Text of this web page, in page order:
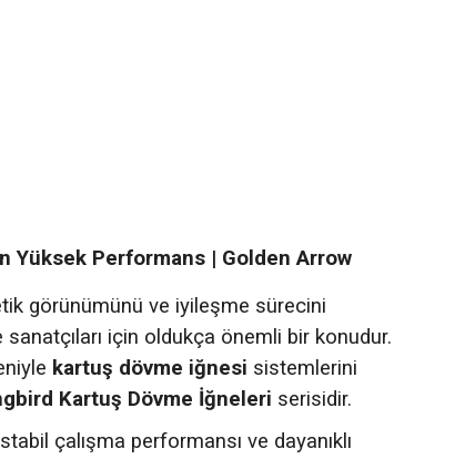
Yüksek Performans | Golden Arrow
görünümünü ve iyileşme sürecini
için oldukça önemli bir konudur.
kartuş dövme iğnesi sistemlerini
Kartuş Dövme İğneleri serisidir.
çalışma performansı ve dayanıklı